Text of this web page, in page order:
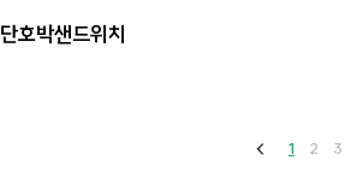
단호박샌드위치
1 2 3